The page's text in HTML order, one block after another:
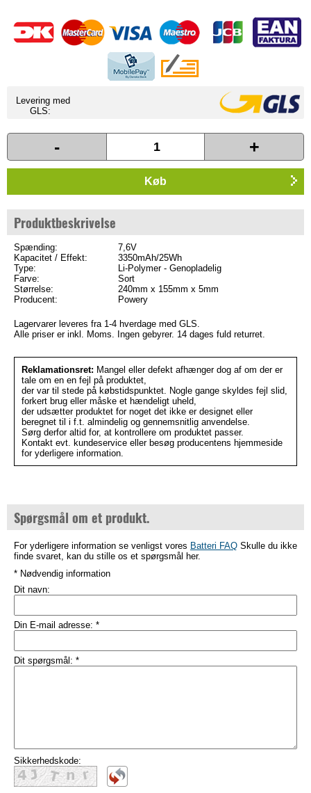
Levering med
GLS:
- +
Køb
Produktbeskrivelse
Spænding:
7,6V
Kapacitet / Effekt:
3350mAh/25Wh
Type:
Li-Polymer - Genopladelig
Farve:
Sort
Størrelse:
240mm x 155mm x 5mm
Producent:
Powery
Lagervarer leveres fra 1-4 hverdage med GLS.
Alle priser er inkl. Moms. Ingen gebyrer. 14 dages fuld returret.
Reklamationsret: Mangel eller defekt afhænger dog af om der er
tale om en en fejl på produktet,
der var til stede på købstidspunktet. Nogle gange skyldes fejl slid,
forkert brug eller måske et hændeligt uheld,
der udsætter produktet for noget det ikke er designet eller
beregnet til i f.t. almindelig og gennemsnitlig anvendelse.
Sørg derfor altid for, at kontrollere om produktet passer.
Kontakt evt. kundeservice eller besøg producentens hjemmeside
for yderligere information.
Spørgsmål om et produkt.
For yderligere information se venligst vores Batteri FAQ Skulle du ikke
finde svaret, kan du stille os et spørgsmål her.
* Nødvendig information
Dit navn:
Din E-mail adresse: *
Dit spørgsmål: *
Sikkerhedskode: